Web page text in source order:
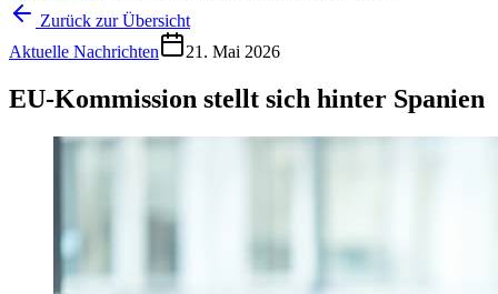
Zurück zur Übersicht
Aktuelle Nachrichten
21. Mai 2026
EU-Kommission stellt sich hinter Spanien